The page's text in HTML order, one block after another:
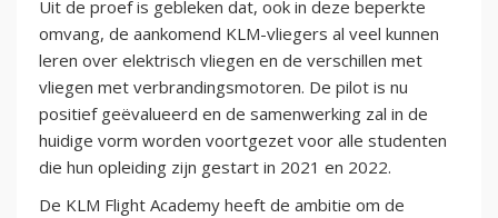
Uit de proef is gebleken dat, ook in deze beperkte
omvang, de aankomend KLM-vliegers al veel kunnen
leren over elektrisch vliegen en de verschillen met
vliegen met verbrandingsmotoren. De pilot is nu
positief geëvalueerd en de samenwerking zal in de
huidige vorm worden voortgezet voor alle studenten
die hun opleiding zijn gestart in 2021 en 2022.
De KLM Flight Academy heeft de ambitie om de